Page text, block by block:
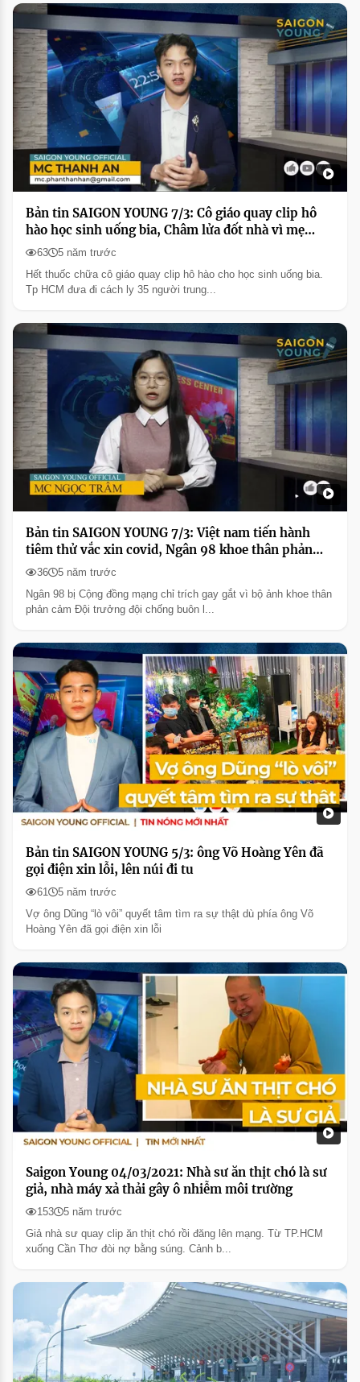
Bản tin SAIGON YOUNG 7/3: Cô giáo quay clip hô
hào học sinh uống bia, Châm lửa đốt nhà vì mẹ
không cho tiền
63
5 năm trước
Hết thuốc chữa cô giáo quay clip hô hào cho học sinh uống bia.
Tp HCM đưa đi cách ly 35 người trung...
Bản tin SAIGON YOUNG 7/3: Việt nam tiến hành
tiêm thử vắc xin covid, Ngân 98 khoe thân phản
cảm
36
5 năm trước
Ngân 98 bị Cộng đồng mạng chỉ trích gay gắt vì bộ ảnh khoe thân
phản cảm Đội trưởng đội chống buôn l...
Bản tin SAIGON YOUNG 5/3: ông Võ Hoàng Yên đã
gọi điện xin lỗi, lên núi đi tu
61
5 năm trước
Vợ ông Dũng “lò vôi” quyết tâm tìm ra sự thật dù phía ông Võ
Hoàng Yên đã gọi điện xin lỗi
Saigon Young 04/03/2021: Nhà sư ăn thịt chó là sư
giả, nhà máy xả thải gây ô nhiễm môi trường
153
5 năm trước
Giả nhà sư quay clip ăn thịt chó rồi đăng lên mạng. Từ TP.HCM
xuống Cần Thơ đòi nợ bằng súng. Cảnh b...